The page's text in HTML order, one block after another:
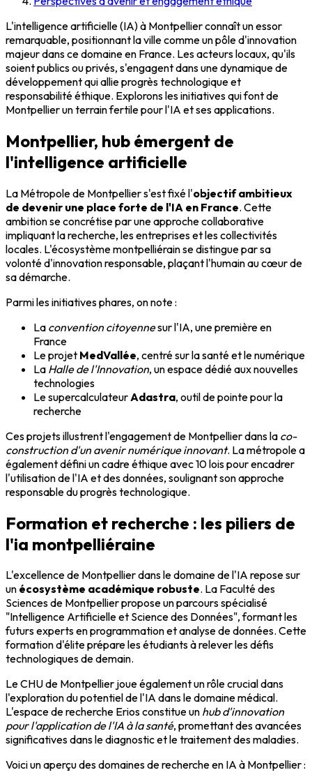
L'intelligence artificielle (IA) à Montpellier connaît un essor
remarquable, positionnant la ville comme un pôle d'innovation
majeur dans ce domaine en France. Les acteurs locaux, qu'ils
soient publics ou privés, s'engagent dans une dynamique de
développement qui allie progrès technologique et
responsabilité éthique. Explorons les initiatives qui font de
Montpellier un terrain fertile pour l'IA et ses applications.
Montpellier, hub émergent de
l'intelligence artificielle
La Métropole de Montpellier s'est fixé l'objectif ambitieux
de devenir une place forte de l'IA en France. Cette
ambition se concrétise par une approche collaborative
impliquant la recherche, les entreprises et les collectivités
locales. L'écosystème montpelliérain se distingue par sa
volonté d'innovation responsable, plaçant l'humain au cœur de
sa démarche.
Parmi les initiatives phares, on note :
La convention citoyennesur l'IA, une première en
France
Le projet MedVallée, centré sur la santé et le numérique
La Halle de l'Innovation, un espace dédié aux nouvelles
technologies
Le supercalculateur Adastra, outil de pointe pour la
recherche
Ces projets illustrent l'engagement de Montpellier dans la co-
construction d'un avenir numérique innovant. La métropole a
également défini un cadre éthique avec 10 lois pour encadrer
l'utilisation de l'IA et des données, soulignant son approche
responsable du progrès technologique.
Formation et recherche : les piliers de
l'ia montpelliéraine
L'excellence de Montpellier dans le domaine de l'IA repose sur
un écosystème académique robuste. La Faculté des
Sciences de Montpellier propose un parcours spécialisé
"Intelligence Artificielle et Science des Données", formant les
futurs experts en programmation et analyse de données. Cette
formation d'élite prépare les étudiants à relever les défis
technologiques de demain.
Le CHU de Montpellier joue également un rôle crucial dans
l'exploration du potentiel de l'IA dans le domaine médical.
L'espace de recherche Erios constitue un hub d'innovation
pour l'application de l'IA à la santé, promettant des avancées
significatives dans le diagnostic et le traitement des maladies.
Voici un aperçu des domaines de recherche en IA à Montpellier :